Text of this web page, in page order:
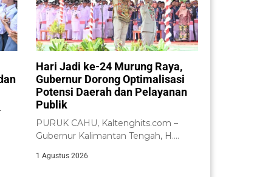
Hari Jadi ke-24 Murung Raya,
Gubernur Dorong Optimalisasi
Potensi Daerah dan Pelayanan
Publik
PURUK CAHU, Kaltenghits.com –
Gubernur Kalimantan Tengah, H.
1 Agustus 2026